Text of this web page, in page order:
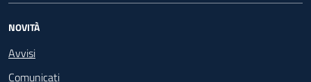
NOVITÀ
Avvisi
Comunicati